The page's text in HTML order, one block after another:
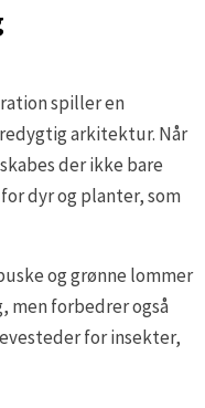
spiller en
arkitektur. Når
der ikke bare
dyr og planter, som
og grønne lommer
men forbedrer også
for insekter,